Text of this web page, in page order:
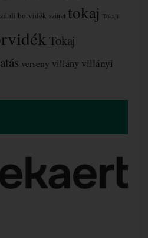
borvidék szüret tokaj Tokaji
Tokaj
verseny villány villányi